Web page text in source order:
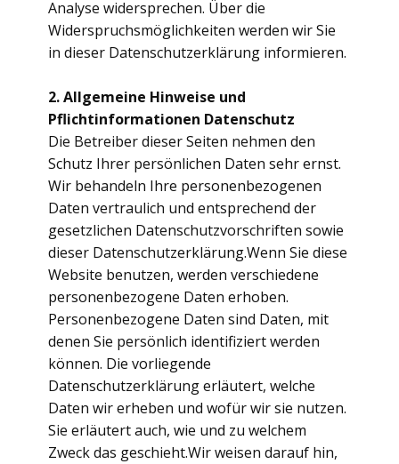
Analyse widersprechen. Über die
Widerspruchsmöglichkeiten werden wir Sie
in dieser Datenschutzerklärung informieren.
2. Allgemeine Hinweise und
Pflichtinformationen Datenschutz
Die Betreiber dieser Seiten nehmen den
Schutz Ihrer persönlichen Daten sehr ernst.
Wir behandeln Ihre personenbezogenen
Daten vertraulich und entsprechend der
gesetzlichen Datenschutzvorschriften sowie
dieser Datenschutzerklärung.Wenn Sie diese
Website benutzen, werden verschiedene
personenbezogene Daten erhoben.
Personenbezogene Daten sind Daten, mit
denen Sie persönlich identifiziert werden
können. Die vorliegende
Datenschutzerklärung erläutert, welche
Daten wir erheben und wofür wir sie nutzen.
Sie erläutert auch, wie und zu welchem
Zweck das geschieht.Wir weisen darauf hin,